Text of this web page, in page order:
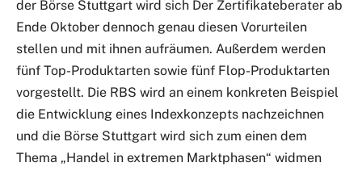
der Börse Stuttgart wird sich Der Zertifikateberater ab
Ende Oktober dennoch genau diesen Vorurteilen
stellen und mit ihnen aufräumen. Außerdem werden
fünf Top-Produktarten sowie fünf Flop-Produktarten
vorgestellt. Die RBS wird an einem konkreten Beispiel
die Entwicklung eines Indexkonzepts nachzeichnen
und die Börse Stuttgart wird sich zum einen dem
Thema „Handel in extremen Marktphasen“ widmen